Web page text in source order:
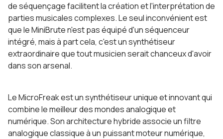
de séquençage facilitent la création et l'interprétation de
parties musicales complexes. Le seul inconvénient est
que le MiniBrute n'est pas équipé d'un séquenceur
intégré, mais à part cela, c'est un synthétiseur
extraordinaire que tout musicien serait chanceux d'avoir
dans son arsenal.
Le MicroFreak est un synthétiseur unique et innovant qui
combine le meilleur des mondes analogique et
numérique. Son architecture hybride associe un filtre
analogique classique à un puissant moteur numérique,